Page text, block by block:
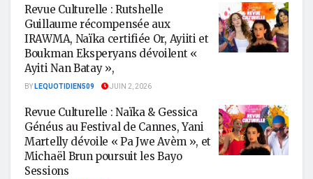
Revue Culturelle : Rutshelle
Guillaume récompensée aux
IRAWMA, Naïka certifiée Or, Ayiiti et
Boukman Eksperyans dévoilent «
Ayiti Nan Batay »,
BYLEQUOTIDIEN509 JUIN 2, 2026
Revue Culturelle : Naïka & Gessica
Généus au Festival de Cannes, Yani
Martelly dévoile « Pa Jwe Avèm », et
Michaël Brun poursuit les Bayo
Sessions